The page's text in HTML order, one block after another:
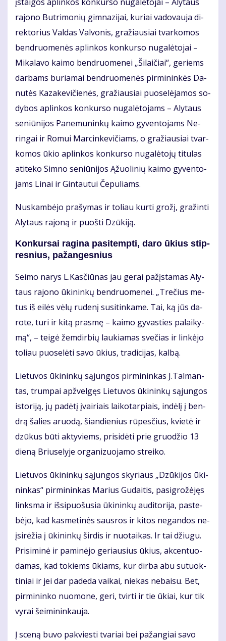
ra­jo­no But­ri­mo­nių gim­na­zi­jai, ku­riai va­do­vau­ja di­
rek­to­rius Val­das Val­vo­nis, gra­žiau­siai tvar­ko­mos
ben­druo­me­nės ap­lin­kos kon­kur­so nu­ga­lė­to­jai –
Mi­ka­la­vo kai­mo ben­druo­me­nei „Ši­lai­čiai“, ge­riems
dar­bams bu­ria­mai ben­druo­me­nės pir­mi­nin­kės Da­
nu­tės Ka­za­ke­vi­čie­nės, gra­žiau­siai puo­se­lė­ja­mos so­
dy­bos ap­lin­kos kon­kur­so nu­ga­lė­to­jams – Aly­taus
se­niū­ni­jos Pa­ne­mu­nin­kų kai­mo gy­ven­to­jams Ne­
rin­gai ir Ro­mui Mar­cin­ke­vi­čiams, o gra­žiau­siai tvar­
ko­mos ūkio ap­lin­kos kon­kur­so nu­ga­lė­to­jų ti­tu­las
ati­te­ko Sim­no se­niū­ni­jos Ąžuo­li­nių kai­mo gy­ven­to­
jams Li­nai ir Gin­tau­tui Če­pu­liams.
Nu­skam­bė­jo pra­šy­mas ir to­liau kur­ti gro­žį, gra­žin­ti
Aly­taus ra­jo­ną ir puoš­ti Dzū­ki­ją.
Kon­kur­sai ra­gi­na pa­si­temp­ti, da­ro ūkius stip­
res­nius, pa­žan­ges­nius
Sei­mo na­rys L.Kas­čiū­nas jau ge­rai pa­žįs­ta­mas Aly­
taus ra­jo­no ūki­nin­kų ben­druo­me­nei. „Tre­čius me­
tus iš ei­lės vė­lų ru­de­nį su­si­tin­ka­me. Tai, ką jūs da­
ro­te, tu­ri ir ki­tą pras­mę – kai­mo gy­vas­ties pa­lai­ky­
mą“, – tei­gė žem­dir­bių lau­kia­mas sve­čias ir lin­kė­jo
to­liau puo­se­lė­ti sa­vo ūkius, tra­di­ci­jas, kal­bą.
Lie­tu­vos ūki­nin­kų są­jun­gos pir­mi­nin­kas J.Tal­man­
tas, trum­pai ap­žvel­gęs Lie­tu­vos ūki­nin­kų są­jun­gos
is­to­ri­ją, jų pa­dė­tį įvai­riais lai­ko­tar­piais, in­dė­lį į ben­
drą ša­lies aruo­dą, šian­die­nius rū­pes­čius, kvie­tė ir
dzū­kus bū­ti ak­ty­viems, pri­si­dė­ti prie gruo­džio 13
die­ną Briu­se­ly­je or­ga­ni­zuo­ja­mo strei­ko.
Lie­tu­vos ūki­nin­kų są­jun­gos sky­riaus „Dzū­ki­jos ūki­
nin­kas“ pir­mi­nin­kas Ma­rius Gu­dai­tis, pa­sig­ro­žė­jęs
links­ma ir iš­si­puo­šu­sia ūki­nin­kų au­di­to­ri­ja, pa­ste­
bė­jo, kad kas­me­ti­nės saus­ros ir ki­tos ne­gan­dos ne­
įsi­rė­žia į ūki­nin­kų šir­dis ir nuo­tai­kas. Ir tai džiu­gu.
Pri­si­mi­nė ir pa­mi­nė­jo ge­riau­sius ūkius, ak­cen­tuo­
da­mas, kad to­kiems ūkiams, kur dir­ba abu su­tuok­
ti­niai ir jei dar pa­de­da vai­kai, nie­kas ne­bai­su. Bet,
pir­mi­nin­ko nuo­mo­ne, ge­ri, tvir­ti ir tie ūkiai, kur tik
vy­rai šei­mi­nin­kau­ja.
Į sce­ną bu­vo pa­kvies­ti tva­riai bei pa­žan­giai sa­vo